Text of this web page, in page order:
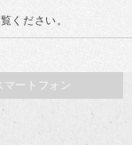
ください。
マートフォン